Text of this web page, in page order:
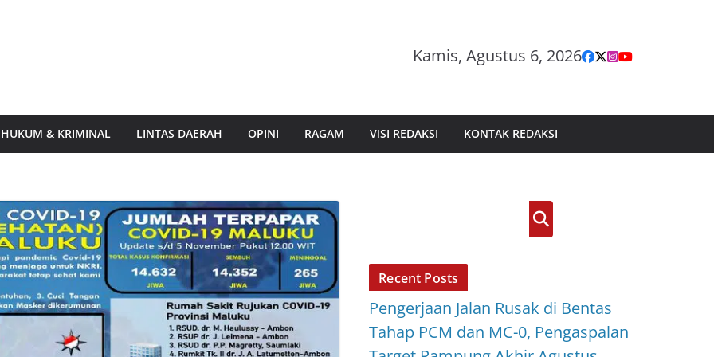
Kamis, Agustus 6, 2026
HUKUM & KRIMINAL LINTAS DAERAH OPINI RAGAM VISI REDAKSI KONTAK REDAKSI
Cari
Recent Posts
Pengerjaan Jalan Rusak di Bentas
Tahap PCM dan MC-0, Pengaspalan